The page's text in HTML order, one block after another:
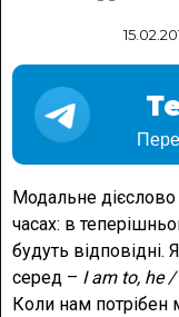
Модальне дієслово
часах: в
будуть
серед – I am to, he
Коли нам потрібен